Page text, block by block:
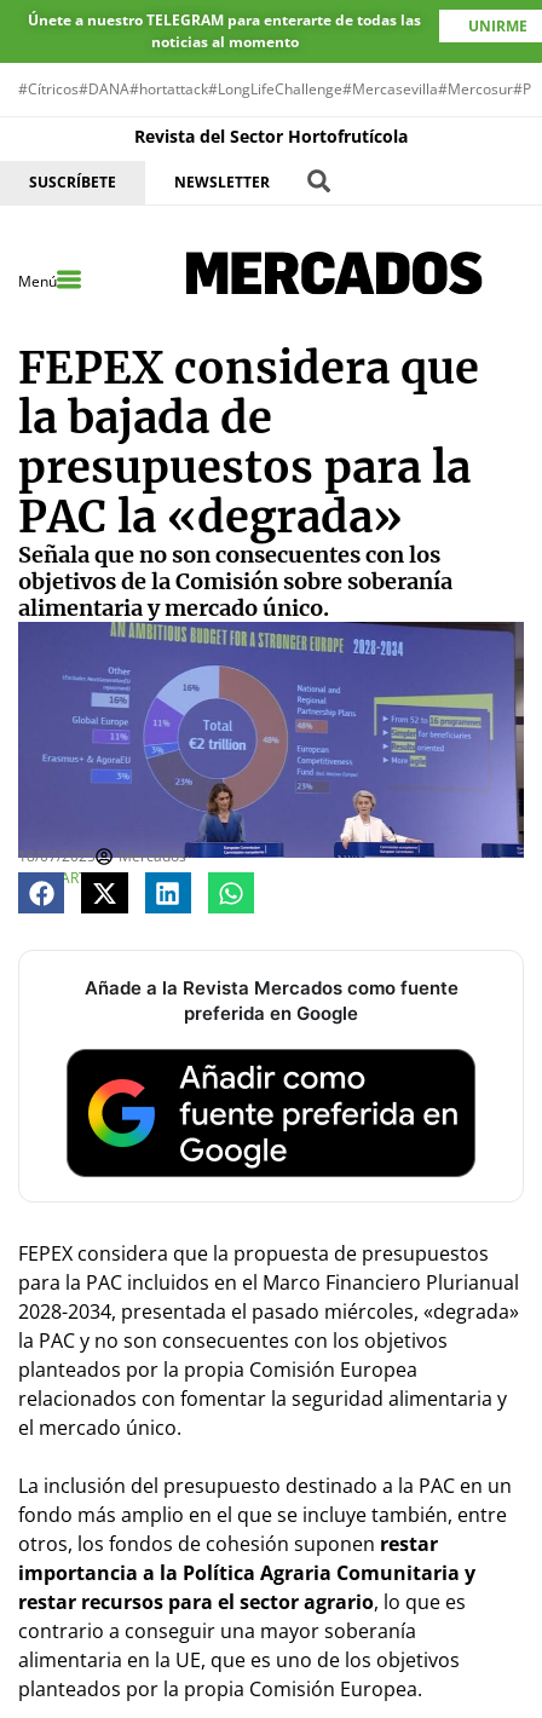
Únete a nuestro TELEGRAM para enterarte de todas las
noticias al momento
UNIRME
#Cítricos#DANA#hortattack#LongLifeChallenge#Mercasevilla#Mercosur
Revista del Sector Hortofrutícola
SUSCRÍBETE NEWSLETTER
Menú
FEPEX considera que
la bajada de
presupuestos para la
PAC la «degrada»
Señala que no son consecuentes con los
objetivos de la Comisión sobre soberanía
alimentaria y mercado único.
18/07/2025
Mercados
COMPARTE
Añade a la Revista Mercados como fuente
preferida en Google
FEPEX considera que la propuesta de presupuestos
para la PAC incluidos en el Marco Financiero Plurianual
2028-2034, presentada el pasado miércoles, «degrada»
la PAC y no son consecuentes con los objetivos
planteados por la propia Comisión Europea
relacionados con fomentar la seguridad alimentaria y
el mercado único.
La inclusión del presupuesto destinado a la PAC en un
fondo más amplio en el que se incluye también, entre
otros, los fondos de cohesión suponen restar
importancia a la Política Agraria Comunitaria y
restar recursos para el sector agrario, lo que es
contrario a conseguir una mayor soberanía
alimentaria en la UE, que es uno de los objetivos
planteados por la propia Comisión Europea.